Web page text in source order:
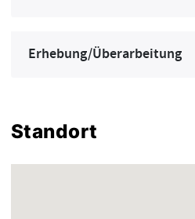
Erhebung/Überarbeitung
Standort